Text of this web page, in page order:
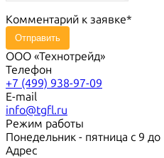
Комментарий к заявке
Отправить
ООО «Технотрейд»
Телефон
+7 (499) 938-97-09
E-mail
info@tgfl.ru
Режим работы
Понедельник - пятница с 9 до
Адрес